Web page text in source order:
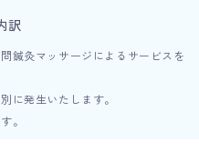
訳
鍼灸マッサージによるサービスを
に発生いたします。
。